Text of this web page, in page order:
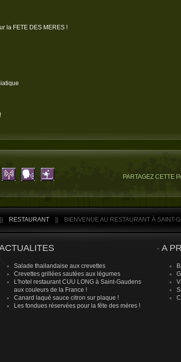
la FETE DES MERES !
PARTAGEZ CETTE
RESTAURANT BIENVENUE AU RESTAURANT À SAINT-
Salade thailandaise aux crevettes
Crevettes grillées sautées aux légumes
L'hotel restaurant CUU LONG à Saint-Gaudens
aux couleurs de la France !
Canard laqué sauce citron sur plaque !
Les fondues réservées pour la fête des mères !
- A